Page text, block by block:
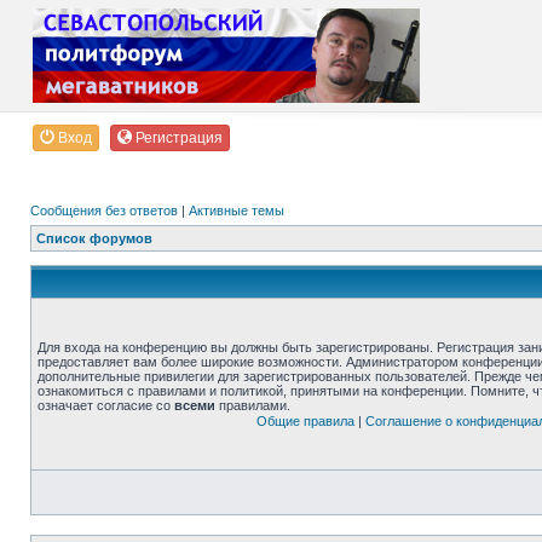
Вход Регистрация
Сообщения без ответов | Активные темы
Список форумов
Для входа на конференцию вы должны быть зарегистрированы. Регистрация
предоставляет вам более широкие возможности. Администратором
дополнительные привилегии для зарегистрированных пользователей. Прежде
ознакомиться с правилами и политикой, принятыми на конференции. Помните,
означает согласие со всеми правилами.
Общие правила| Соглашение о